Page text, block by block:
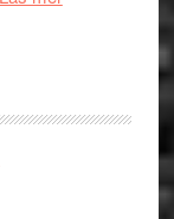
Filmrecension: